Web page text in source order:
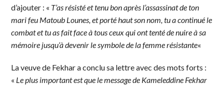
d’ajouter : « T’as résisté et tenu bon après l’assassinat de ton
mari feu Matoub Lounes, et porté haut son nom, tu a continué le
combat et tu as fait face à tous ceux qui ont tenté de nuire à sa
mémoire jusqu’à devenir le symbole de la femme résistante«
La veuve de Fekhar a conclu sa lettre avec des mots forts :
« Le plus important est que le message de Kameleddine Fekhar